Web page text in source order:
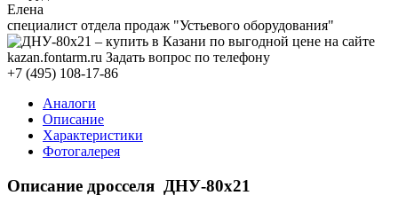
Елена
специалист отдела продаж "Устьевого оборудования"
+7 (495) 108-17-86
Аналоги
Описание
Характеристики
Фотогалерея
Описание дросселя ДНУ-80х21